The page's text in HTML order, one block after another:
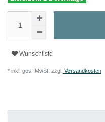
Wunschliste
* inkl. ges. MwSt. zzgl. Versandkosten